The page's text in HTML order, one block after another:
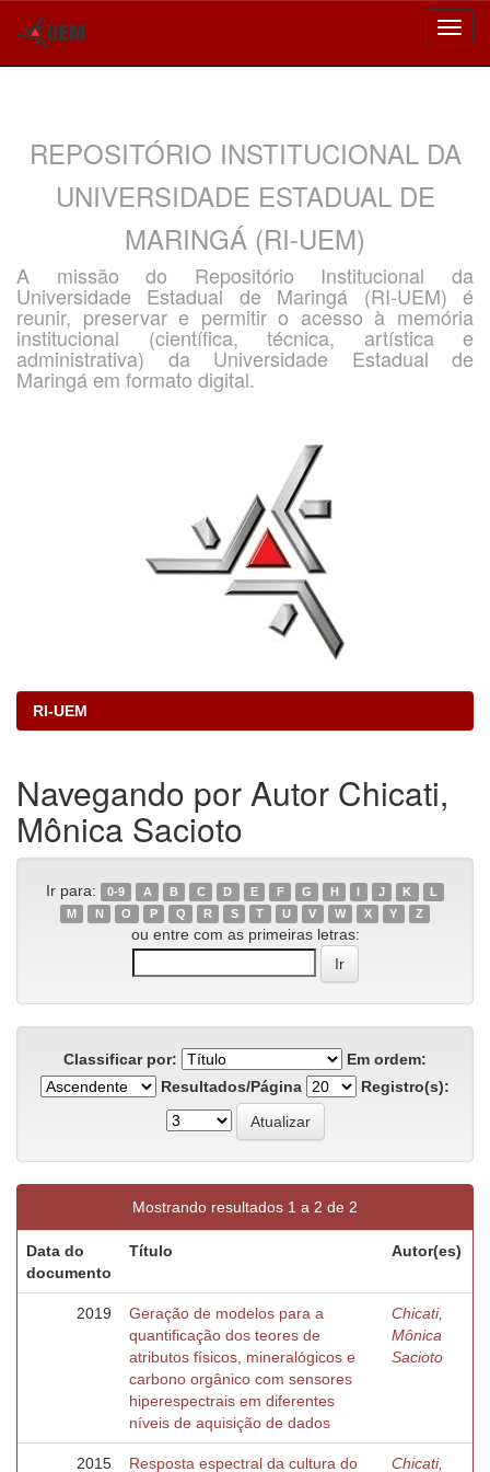
REPOSITÓRIO INSTITUCIONAL DA
UNIVERSIDADE ESTADUAL DE
MARINGÁ (RI-UEM)
A missão do Repositório Institucional da
Universidade Estadual de Maringá (RI-UEM) é
reunir, preservar e permitir o acesso à memória
institucional (científica, técnica, artística e
administrativa) da Universidade Estadual de
Maringá em formato digital.
RI-UEM
Navegando por Autor Chicati,
Mônica Sacioto
Ir para: 0-9 A B C D E F G H I J K
L
M
N O P Q R S T U V W X Y Z
ou entre com as primeiras letras:
Classificar por:
Em ordem:
Resultados/Página
Registro(s):
Mostrando resultados 1 a 2 de 2
Data do
documento
Título Autor(es)
2019
Geração de modelos para a
quantificação dos teores de
atributos físicos, mineralógicos e
carbono orgânico com sensores
hiperespectrais em diferentes
níveis de aquisição de dados
Chicati,
Mônica
Sacioto
2015 Resposta espectral da cultura do Chicati,